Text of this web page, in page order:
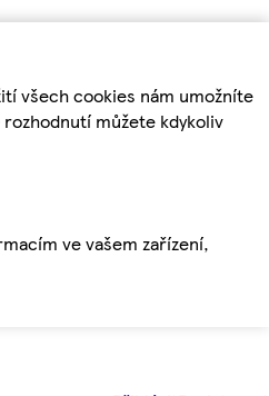
všech cookies nám umožníte
můžete kdykoliv
ve vašem zařízení,